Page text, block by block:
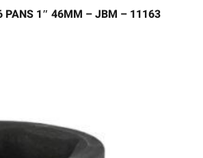
PANS 1″ 46MM – JBM – 11163